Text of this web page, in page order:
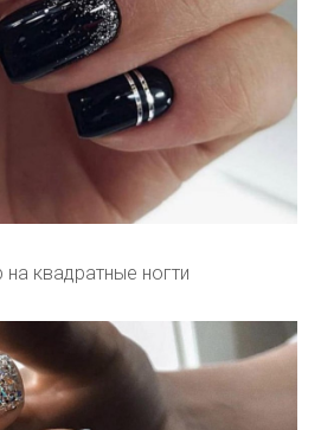
квадратные ногти